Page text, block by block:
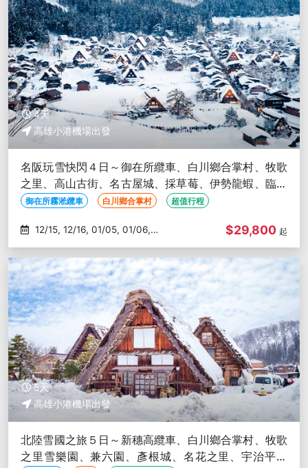
4天
高雄小港機場出發
名阪玩雪快閃４日～御在所纜車、白川鄉合掌村、牧歌
之里、高山古街、名古屋城、採草莓、伊勢龍蝦、臨空
城OUTLET-高雄出發
御在所霧淞纜車 白川鄉合掌村 超值行程
01/12
$29,800 起
5天
高雄小港機場出發
北陸雪國之旅５日～新穗高纜車、白川鄉合掌村、牧歌
之里雪樂園、兼六園、彥根城、名花之里、宇治平等